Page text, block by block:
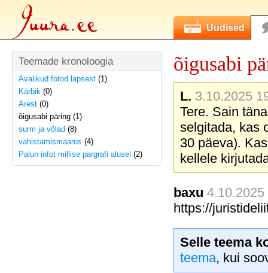
Uudised
Teemade kronoloogia
Avalikud fotod lapsest (1)
Kärbik (0)
Arest (0)
õigusabi päring (1)
surm ja võlad (8)
vahistamismaarus (4)
Palun infot millise pargrafi alusel (2)
õigusabi
L. 3.10.2025
Tere. Sain
selgitada, kas
30 päeva).
kellele
baxu
https://
Selle teema
teema, kui